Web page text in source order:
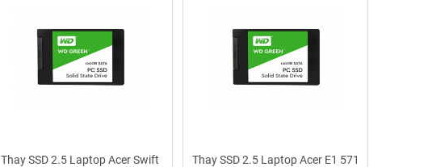
Thay SSD 2.5 Laptop Acer Swift
Thay SSD 2.5 Laptop Acer E1 571